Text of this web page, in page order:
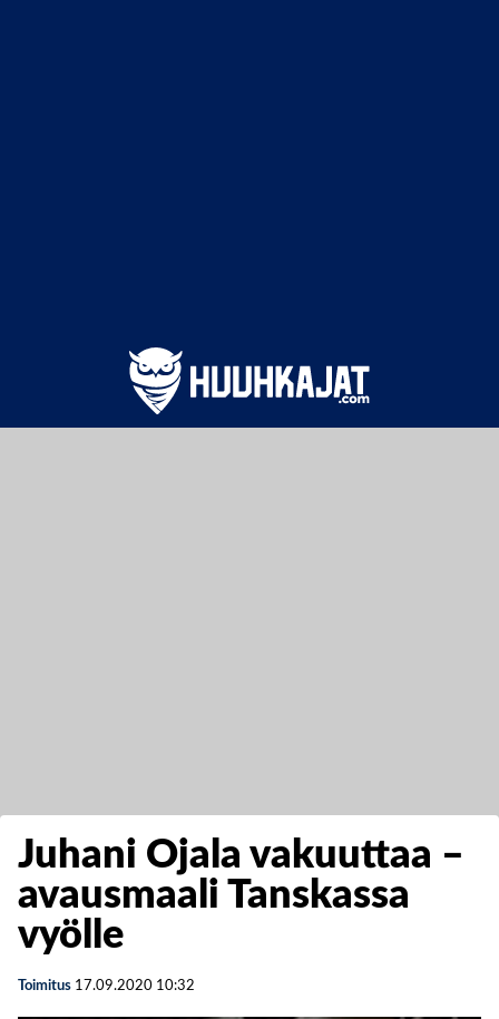
Juhani Ojala vakuuttaa –
avausmaali Tanskassa
vyölle
Toimitus 17.09.2020 10:32